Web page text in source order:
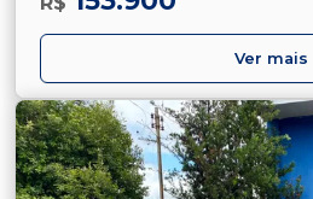
Ver mais